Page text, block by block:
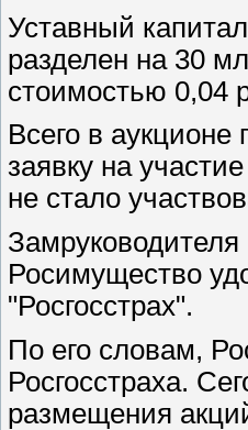
Уставный
разделен на 30
стоимостью 0,04
Всего в
заявку на
не стало
Росимущество
"Росгосстрах".
По его словам,
Росгосстраха.
размещения